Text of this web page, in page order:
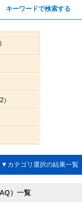
キーワードで検索する
▼カテゴリ選択の結果一覧
）一覧